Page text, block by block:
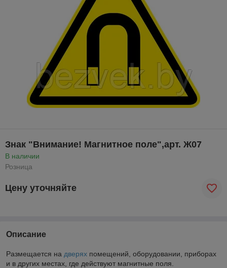
Знак "Внимание! Магнитное поле",арт. Ж07
В наличии
Розница
Цену уточняйте
Описание
Размещается на дверях помещений, оборудовании, приборах
и в других местах, где действуют магнитные поля.